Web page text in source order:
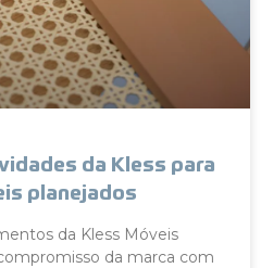
da Kless para
planejados
da Kless Móveis
da marca com